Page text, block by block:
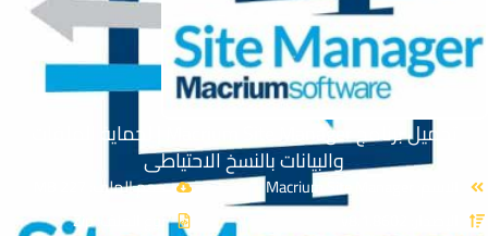
تحميل برنامج Macrium Site Manager | لحماية الملفات
والبيانات بالنسخ الاحتياطى
حجم الملف: 227 MB
نوع الملف: Zip